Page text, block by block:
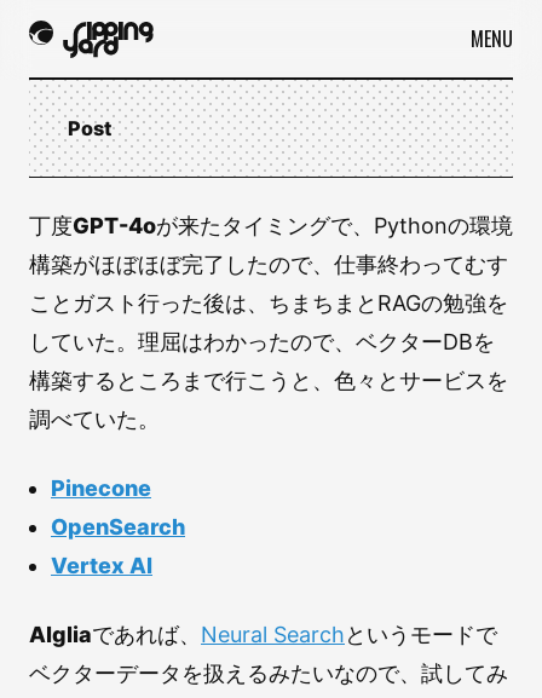
MENU
Post
丁度GPT-4oが来たタイミングで、Pythonの環境
構築がほぼほぼ完了したので、仕事終わってむす
ことガスト行った後は、ちまちまとRAGの勉強を
していた。理屈はわかったので、ベクターDBを
構築するところまで行こうと、色々とサービスを
調べていた。
Pinecone
OpenSearch
Vertex AI
Algliaであれば、 Neural Searchというモードで
ベクターデータを扱えるみたいなので、試してみ